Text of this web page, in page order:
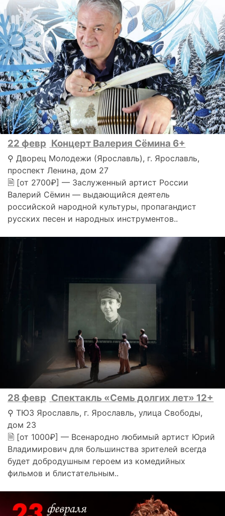
22 февр Концерт Валерия Сёмина 6+
⚲ Дворец Молодежи (Ярославль), г. Ярославль,
проспект Ленина, дом 27
🗎 [от 2700₽] — Заслуженный артист России
Валерий Сёмин — выдающийся деятель
российской народной культуры, пропагандист
русских песен и народных инструментов..
28 февр Спектакль «Семь долгих лет» 12+
⚲ ТЮЗ Ярославль, г. Ярославль, улица Свободы,
дом 23
🗎 [от 1000₽] — Всенародно любимый артист Юрий
Владимирович для большинства зрителей всегда
будет добродушным героем из комедийных
фильмов и блистательным..